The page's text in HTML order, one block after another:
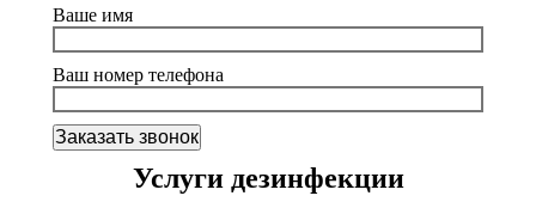
Ваше имя
Ваш номер телефона
Услуги дезинфекции